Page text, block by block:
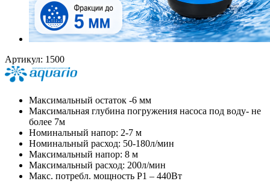
Артикул: 1500
Максимальный остаток -6 мм
Максимальная глубина погружения насоса под воду- не
более 7м
Номинальный напор: 2-7 м
Номинальный расход: 50-180л/мин
Максимальный напор: 8 м
Максимальный расход: 200л/мин
Макс. потребл. мощность Р1 – 440Вт